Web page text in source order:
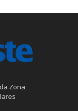
Zona